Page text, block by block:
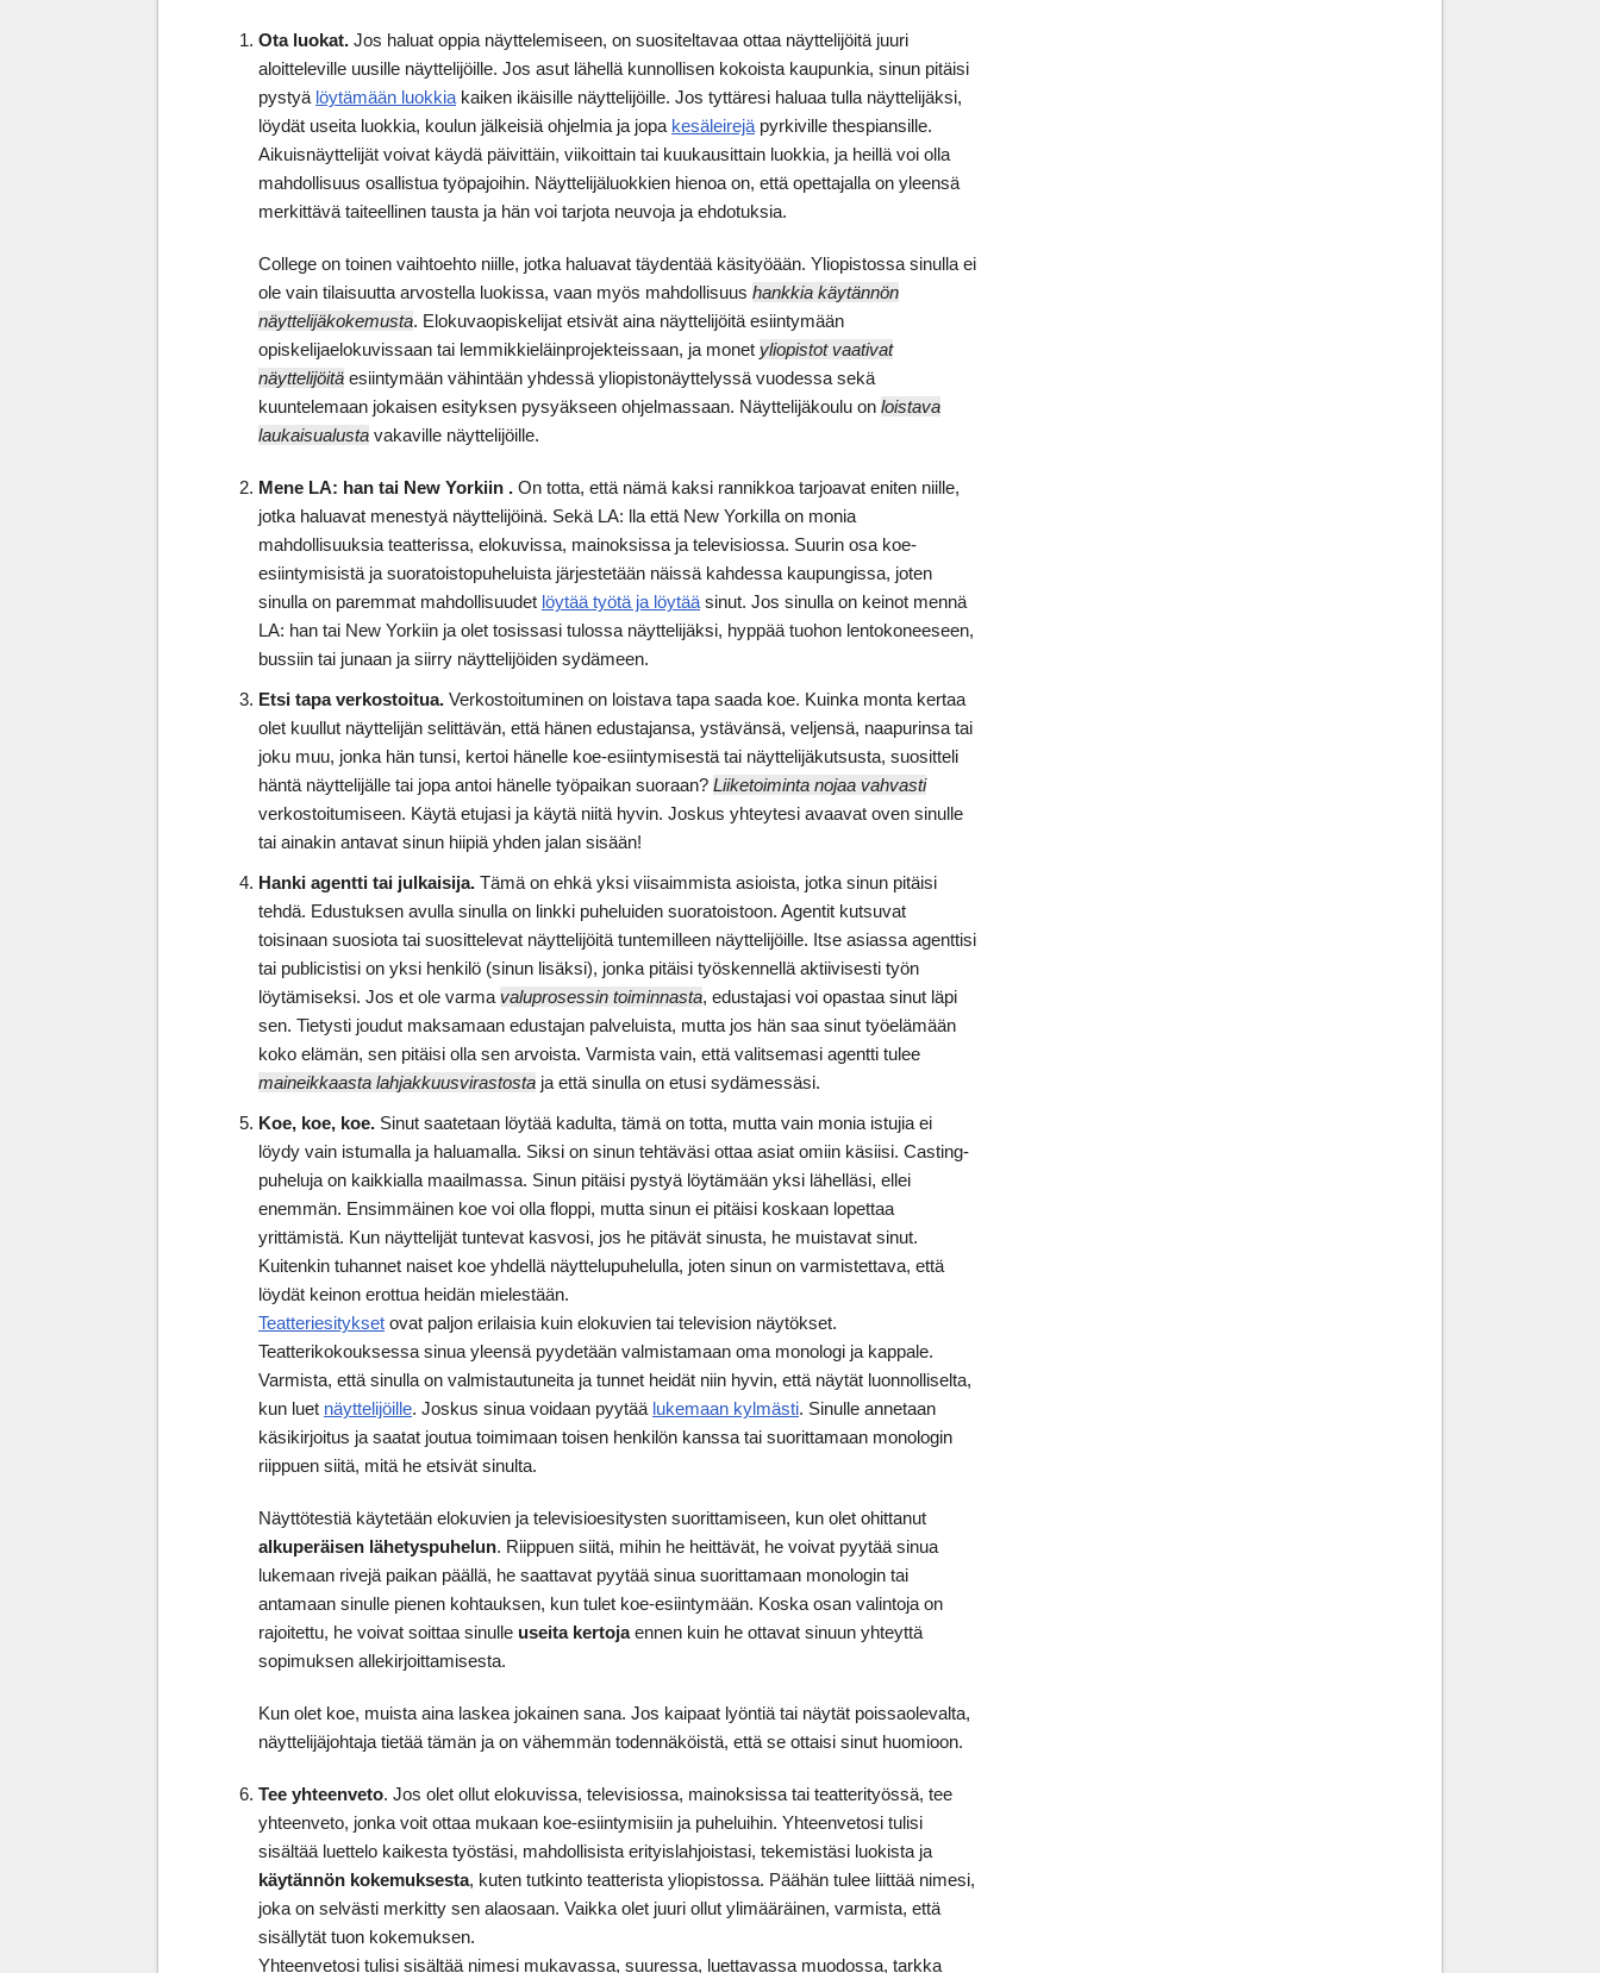
Ota luokat. Jos haluat oppia näyttelemiseen, on suositeltavaa ottaa näyttelijöitä juuri
aloitteleville uusille näyttelijöille. Jos asut lähellä kunnollisen kokoista kaupunkia, sinun pitäisi
pystyä löytämään luokkia kaiken ikäisille näyttelijöille. Jos tyttäresi haluaa tulla näyttelijäksi,
löydät useita luokkia, koulun jälkeisiä ohjelmia ja jopa kesäleirejä pyrkiville thespiansille.
Aikuisnäyttelijät voivat käydä päivittäin, viikoittain tai kuukausittain luokkia, ja heillä voi olla
mahdollisuus osallistua työpajoihin. Näyttelijäluokkien hienoa on, että opettajalla on yleensä
merkittävä taiteellinen tausta ja hän voi tarjota neuvoja ja ehdotuksia.
College on toinen vaihtoehto niille, jotka haluavat täydentää käsityöään. Yliopistossa sinulla ei
ole vain tilaisuutta arvostella luokissa, vaan myös mahdollisuus hankkia käytännön
näyttelijäkokemusta. Elokuvaopiskelijat etsivät aina näyttelijöitä esiintymään
opiskelijaelokuvissaan tai lemmikkieläinprojekteissaan, ja monet yliopistot vaativat
näyttelijöitä esiintymään vähintään yhdessä yliopistonäyttelyssä vuodessa sekä
kuuntelemaan jokaisen esityksen pysyäkseen ohjelmassaan. Näyttelijäkoulu on loistava
laukaisualusta vakaville näyttelijöille.
Mene LA: han tai New Yorkiin . On totta, että nämä kaksi rannikkoa tarjoavat eniten niille,
jotka haluavat menestyä näyttelijöinä. Sekä LA: lla että New Yorkilla on monia
mahdollisuuksia teatterissa, elokuvissa, mainoksissa ja televisiossa. Suurin osa koe-
esiintymisistä ja suoratoistopuheluista järjestetään näissä kahdessa kaupungissa, joten
sinulla on paremmat mahdollisuudet löytää työtä ja löytää sinut. Jos sinulla on keinot mennä
LA: han tai New Yorkiin ja olet tosissasi tulossa näyttelijäksi, hyppää tuohon lentokoneeseen,
bussiin tai junaan ja siirry näyttelijöiden sydämeen.
Etsi tapa verkostoitua. Verkostoituminen on loistava tapa saada koe. Kuinka monta kertaa
olet kuullut näyttelijän selittävän, että hänen edustajansa, ystävänsä, veljensä, naapurinsa tai
joku muu, jonka hän tunsi, kertoi hänelle koe-esiintymisestä tai näyttelijäkutsusta, suositteli
häntä näyttelijälle tai jopa antoi hänelle työpaikan suoraan? Liiketoiminta nojaa vahvasti
verkostoitumiseen. Käytä etujasi ja käytä niitä hyvin. Joskus yhteytesi avaavat oven sinulle
tai ainakin antavat sinun hiipiä yhden jalan sisään!
Hanki agentti tai julkaisija. Tämä on ehkä yksi viisaimmista asioista, jotka sinun pitäisi
tehdä. Edustuksen avulla sinulla on linkki puheluiden suoratoistoon. Agentit kutsuvat
toisinaan suosiota tai suosittelevat näyttelijöitä tuntemilleen näyttelijöille. Itse asiassa agenttisi
tai publicistisi on yksi henkilö (sinun lisäksi), jonka pitäisi työskennellä aktiivisesti työn
löytämiseksi. Jos et ole varma valuprosessin toiminnasta, edustajasi voi opastaa sinut läpi
sen. Tietysti joudut maksamaan edustajan palveluista, mutta jos hän saa sinut työelämään
koko elämän, sen pitäisi olla sen arvoista. Varmista vain, että valitsemasi agentti tulee
maineikkaasta lahjakkuusvirastosta ja että sinulla on etusi sydämessäsi.
Koe, koe, koe. Sinut saatetaan löytää kadulta, tämä on totta, mutta vain monia istujia ei
löydy vain istumalla ja haluamalla. Siksi on sinun tehtäväsi ottaa asiat omiin käsiisi. Casting-
puheluja on kaikkialla maailmassa. Sinun pitäisi pystyä löytämään yksi lähelläsi, ellei
enemmän. Ensimmäinen koe voi olla floppi, mutta sinun ei pitäisi koskaan lopettaa
yrittämistä. Kun näyttelijät tuntevat kasvosi, jos he pitävät sinusta, he muistavat sinut.
Kuitenkin tuhannet naiset koe yhdellä näyttelupuhelulla, joten sinun on varmistettava, että
löydät keinon erottua heidän mielestään.
Teatteriesitykset ovat paljon erilaisia kuin elokuvien tai television näytökset.
Teatterikokouksessa sinua yleensä pyydetään valmistamaan oma monologi ja kappale.
Varmista, että sinulla on valmistautuneita ja tunnet heidät niin hyvin, että näytät luonnolliselta,
kun luet näyttelijöille. Joskus sinua voidaan pyytää lukemaan kylmästi. Sinulle annetaan
käsikirjoitus ja saatat joutua toimimaan toisen henkilön kanssa tai suorittamaan monologin
riippuen siitä, mitä he etsivät sinulta.
Näyttötestiä käytetään elokuvien ja televisioesitysten suorittamiseen, kun olet ohittanut
alkuperäisen lähetyspuhelun. Riippuen siitä, mihin he heittävät, he voivat pyytää sinua
lukemaan rivejä paikan päällä, he saattavat pyytää sinua suorittamaan monologin tai
antamaan sinulle pienen kohtauksen, kun tulet koe-esiintymään. Koska osan valintoja on
rajoitettu, he voivat soittaa sinulle useita kertojaennen kuin he ottavat sinuun yhteyttä
sopimuksen allekirjoittamisesta.
Kun olet koe, muista aina laskea jokainen sana. Jos kaipaat lyöntiä tai näytät poissaolevalta,
näyttelijäjohtaja tietää tämän ja on vähemmän todennäköistä, että se ottaisi sinut huomioon.
Tee yhteenveto. Jos olet ollut elokuvissa, televisiossa, mainoksissa tai teatterityössä, tee
yhteenveto, jonka voit ottaa mukaan koe-esiintymisiin ja puheluihin. Yhteenvetosi tulisi
sisältää luettelo kaikesta työstäsi, mahdollisista erityislahjoistasi, tekemistäsi luokista ja
käytännön kokemuksesta, kuten tutkinto teatterista yliopistossa. Päähän tulee liittää nimesi,
joka on selvästi merkitty sen alaosaan. Vaikka olet juuri ollut ylimääräinen, varmista, että
sisällytät tuon kokemuksen.
Yhteenvetosi tulisi sisältää nimesi mukavassa, suuressa, luettavassa muodossa, tarkka